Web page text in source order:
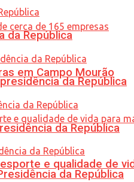
em Campo Mourão
e qualidade de
da República
da República
da República
da República